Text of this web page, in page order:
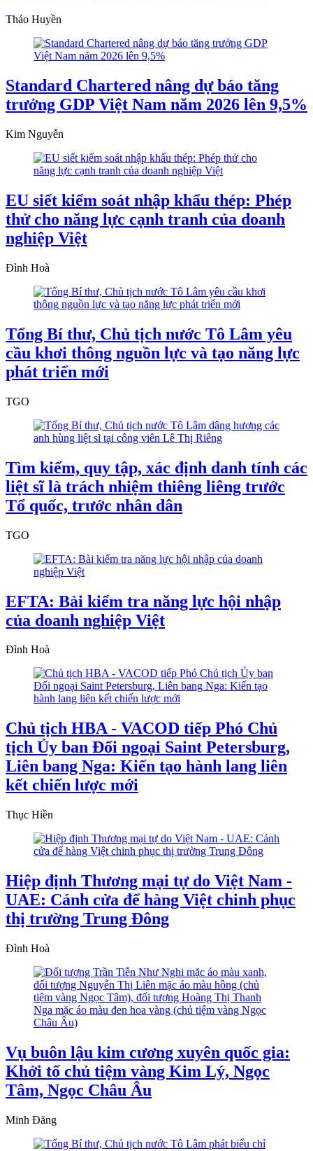
Thảo Huyền
Standard Chartered nâng dự báo tăng
trưởng GDP Việt Nam năm 2026 lên 9,5%
Kim Nguyễn
EU siết kiểm soát nhập khẩu thép: Phép
thử cho năng lực cạnh tranh của doanh
nghiệp Việt
Đình Hoà
Tổng Bí thư, Chủ tịch nước Tô Lâm yêu
cầu khơi thông nguồn lực và tạo năng lực
phát triển mới
TGO
Tìm kiếm, quy tập, xác định danh tính các
liệt sĩ là trách nhiệm thiêng liêng trước
Tổ quốc, trước nhân dân
TGO
EFTA: Bài kiểm tra năng lực hội nhập
của doanh nghiệp Việt
Đình Hoà
Chủ tịch HBA - VACOD tiếp Phó Chủ
tịch Ủy ban Đối ngoại Saint Petersburg,
Liên bang Nga: Kiến tạo hành lang liên
kết chiến lược mới
Thục Hiền
Hiệp định Thương mại tự do Việt Nam -
UAE: Cánh cửa để hàng Việt chinh phục
thị trường Trung Đông
Đình Hoà
Vụ buôn lậu kim cương xuyên quốc gia:
Khởi tố chủ tiệm vàng Kim Lý, Ngọc
Tâm, Ngọc Châu Âu
Minh Đăng